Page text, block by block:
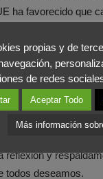
ha favorecido que
de
de Foro Europa
españoles como
sobre qué tipo de
una ciudadanía
reflexión y
todos deseamos.
propias y de
de redes
Aceptar Todo
Más información